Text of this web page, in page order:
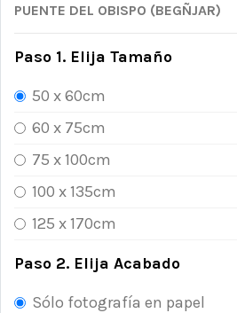
PUENTE DEL OBISPO (BEGÑJAR)
Paso 1. Elija Tamaño
50 x 60cm
60 x 75cm
75 x 100cm
100 x 135cm
125 x 170cm
Paso 2. Elija Acabado
Sólo fotografía en papel